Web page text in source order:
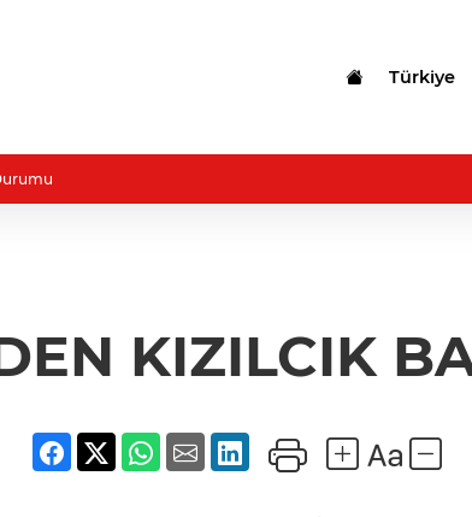
Türkiye
KIZILCIK